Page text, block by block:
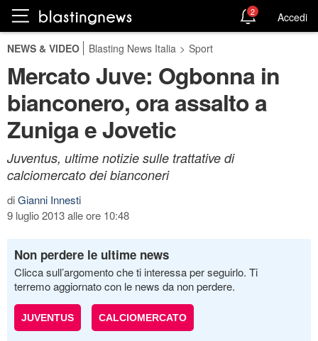
2 Accedi
NEWS & VIDEO Blasting News Italia > Sport
Mercato Juve: Ogbonna in
bianconero, ora assalto a
Zuniga e Jovetic
Juventus, ultime notizie sulle trattative di
calciomercato dei bianconeri
diGianni Innesti
9 luglio 2013 alle ore 10:48
Non perdere le ultime news
Clicca sull’argomento che ti interessa per seguirlo. Ti
terremo aggiornato con le news da non perdere.
JUVENTUS CALCIOMERCATO